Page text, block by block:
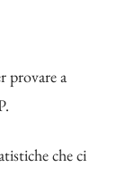
provare a
che ci